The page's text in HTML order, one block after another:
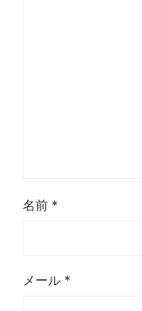
名前 *
メール *